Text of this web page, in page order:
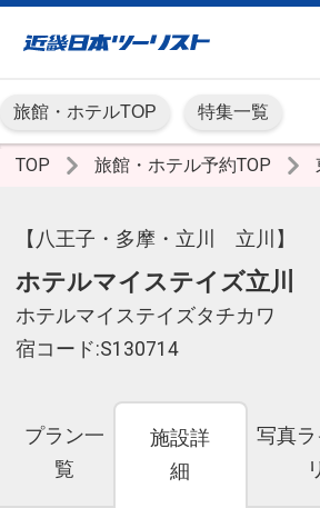
旅館・ホテルTOP 特集一覧
TOP 旅館・ホテル予約TOP
【八王子・多摩・立川 立川】
ホテルマイステイズ立川
ホテルマイステイズタチカワ
宿コード:S130714
プラン一
覧
施設詳
細
写真ラ